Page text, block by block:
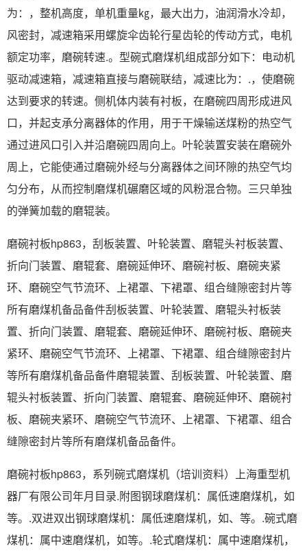
为：，整机高度，单机重量㎏，最大出力，油润滑水冷却，
风密封，减速箱采用螺旋伞齿轮行星齿轮的传动方式，电机
额定功率，磨碗转速.。型碗式磨煤机组成部分如下：电动机
驱动减速箱，减速箱直接与磨碗联结，减速比为：.，使磨碗
达到要求的转速。侧机体内装有衬板，在磨碗四周形成进风
口，并起支承分离器体的作用，用于干燥输送煤粉的热空气
通过进风口引入并沿磨碗四周向上。叶轮装置安装在磨碗外
周上，它能使通过磨碗外经与分离器体之间环隙的热空气均
匀分布，从而控制磨煤机碾磨区域的风粉混合物。三只单独
的弹簧加载的磨辊装。
磨碗衬板hp863，刮板装置、叶轮装置、磨辊头衬板装置、
折向门装置、磨辊套、磨碗延伸环、磨碗衬板、磨碗夹紧
环、磨碗空气节流环、上裙罩、下裙罩、组合缝隙密封片等
所有磨煤机备品备件刮板装置、叶轮装置、磨辊头衬板装
置、折向门装置、磨辊套、磨碗延伸环、磨碗衬板、磨碗夹
紧环、磨碗空气节流环、上裙罩、下裙罩、组合缝隙密封片
等所有磨煤机备品备件磨辊装置、刮板装置、叶轮装置、磨
辊头衬板装置、折向门装置、磨辊套、磨碗延伸环、磨碗衬
板、磨碗夹紧环、磨碗空气节流环、上裙罩、下裙罩、组合
缝隙密封片等所有磨煤机备品备件。
磨碗衬板hp863，系列碗式磨煤机（培训资料）上海重型机
器厂有限公司年月目录.附图钢球磨煤机：属低速磨煤机，如
等。.双进双出钢球磨煤机：属低速磨煤机，如、等。.碗式磨
煤机：属中速磨煤机，如等。.轮式磨煤机：属中速磨煤机，